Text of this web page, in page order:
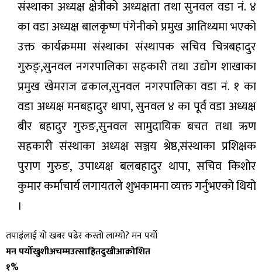
संस्थाका अध्यक्ष क्षेत्रीको अध्यक्षता तथा सुनवल वडा नं. ४
का वडा अध्यक्ष बालकृष्ण पंगेनीको प्रमुख आतिथ्यमा भएको
उक्त कार्यक्रममा संस्थाका संस्थापक सचिव चित्रबहादुर
गुरुङ्,सुनवल नगरपालिका सहकारी तथा उद्योग शाखाका
प्रमुख खेमराज ढकाल,सुनवल नगरपालिका वडा नं. १ का
वडा अध्यक्ष मनबहादुर थापा, सुनवल ४ का पूर्व वडा अध्यक्ष
बीर बहादुर गुरुङ,सुनवल सामुदायिक बचत तथा ऋण
सहकारी संस्थाका अध्यक्ष सञ्जय श्रेष्ठ,संस्थाका प्रशिक्षक
पुराण गुरुङ, उपाध्यक्ष बलबहादुर थापा, सचिव किशोर
कुमार कर्माचार्य लगायतले शुभकामना व्यक्त गर्नुभएको थियो
।
तपाइंलाई यो खबर पढेर कस्तो लाग्यो? मन पर्यो
मन पर्योखुशीअचम्मउत्साहितदुखीआक्रोशित
१%